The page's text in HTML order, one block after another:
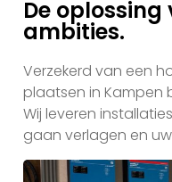
De
ambities.
Verzekerd van een
plaatsen in Kampen
Wij leveren
gaan verlagen en